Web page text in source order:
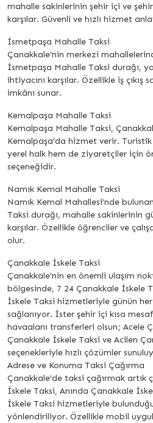
mahalle sakinlerinin şehir içi ve şehir
karşılar. Güvenli ve hızlı hizmet
İsmetpaşa Mahalle Taksi
Çanakkale’nin merkezi
İsmetpaşa Mahalle Taksi durağı,
ihtiyacını karşılar. Özellikle iş çıkış
imkânı sunar.
Kemalpaşa Mahalle Taksi
Kemalpaşa Mahalle Taksi,
Kemalpaşa’da hizmet verir.
yerel halk hem de ziyaretçiler için
seçeneğidir.
Namık Kemal Mahalle Taksi
Namık Kemal Mahallesi’nde
Taksi durağı, mahalle sakinlerinin
karşılar. Özellikle öğrenciler ve
olur.
Çanakkale İskele Taksi
Çanakkale’nin en önemli ulaşım
bölgesinde, 7 24 Çanakkale İskele
İskele Taksi hizmetleriyle günün
sağlanıyor. İster şehir içi kısa
havaalanı transferleri olsun; Acele
Çanakkale İskele Taksi ve Acilen
seçenekleriyle hızlı çözümler
Adrese ve Konuma Taksi Çağırma
Çanakkale’de taksi çağırmak artık
İskele Taksi, Anında Çanakkale
İskele Taksi hizmetleriyle
yönlendiriliyor. Özellikle mobil